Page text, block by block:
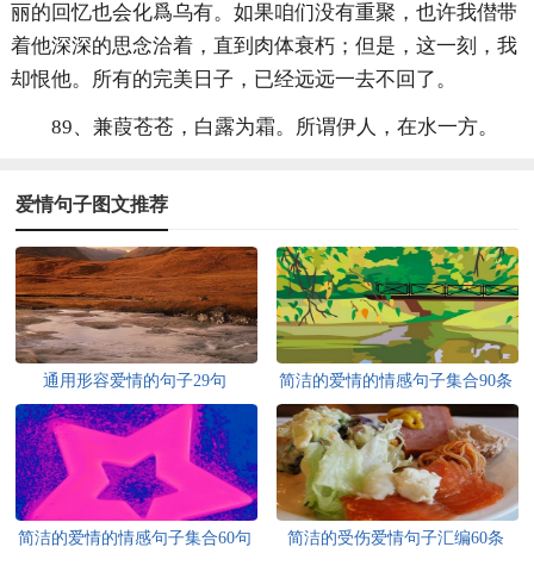
丽的回忆也会化爲乌有。如果咱们没有重聚，也许我僣带
着他深深的思念洽着，直到肉体衰朽；但是，这一刻，我
却恨他。所有的完美日子，已经远远一去不回了。
89、兼葭苍苍，白露为霜。所谓伊人，在水一方。
爱情句子图文推荐
通用形容爱情的句子29句 简洁的爱情的情感句子集合90条
简洁的爱情的情感句子集合60句 简洁的受伤爱情句子汇编60条